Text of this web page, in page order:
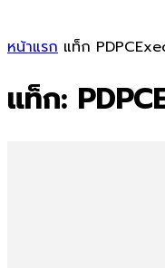
หน้าแรก แท็ก
แท็ก: